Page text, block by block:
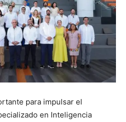
para impulsar el
en Inteligencia